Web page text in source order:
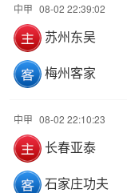
中甲 08-02 22:39:02
苏州东吴
梅州客家
中甲 08-02 22:10:23
长春亚泰
石家庄功夫